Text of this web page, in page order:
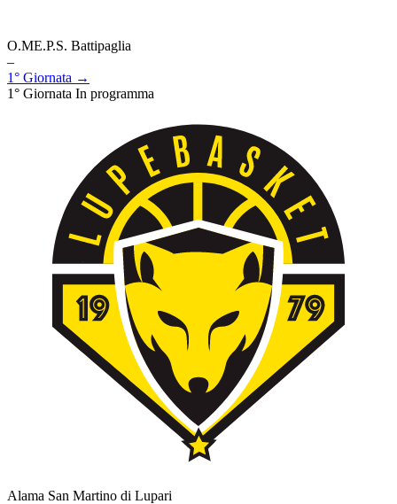
O.ME.P.S. Battipaglia
–
1° Giornata →
1° Giornata In programma
Alama San Martino di Lupari